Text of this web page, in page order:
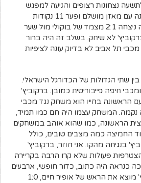
נצחונות רצופים והגיעה למפגש
הגדול הראשון של העונה עם מאזן מושלם ופער 11 נקודות
מהצהובים. מכבי חיפה ניצחה 2:1 מצמד של בוקולי מול שער
לא שיחק. בשלב זה היה ברור
תל אביב לא בדיוק עונה לציפיות
בין שתי הגדולות של הכדורגל הישראלי.
נקודות ומכבי חיפה פייבוריטית כמובן. ברקוביץ'
הראשונה בחייו הוא משחק נגד מכבי
נקמה. המשחק עצמו היה חם כמו תמיד,
הראשונה, כמו שהוא אוהב במשחקים
החמיצה כמה מצבים טובים, כולל
בנגיחה מהקו. אני חוזר, ברקוביץ'
פעולות שלא קרו הרבה בקריירה
כנראה היה כתוב, כדור חופשי, ארבעים
מטר מהשער וברקוביץ' מוצא את הראש של אופיר חיים, 1:0